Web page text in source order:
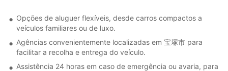
Opções de aluguer flexíveis, desde carros compactos a
veículos familiares ou de luxo.
Agências convenientemente localizadas em 宝塚市 para
facilitar a recolha e entrega do veículo.
Assistência 24 horas em caso de emergência ou avaria, para